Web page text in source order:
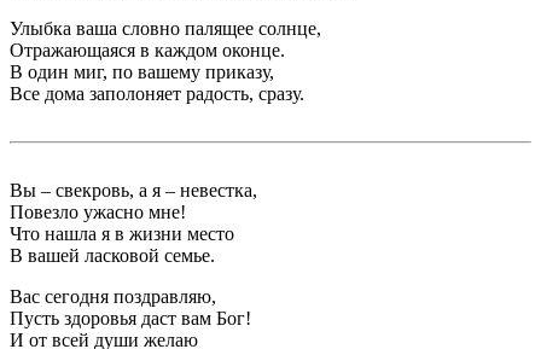
Улыбка ваша словно палящее солнце,
Отражающаяся в каждом оконце.
В один миг, по вашему приказу,
Все дома заполоняет радость, сразу.
Вы – свекровь, а я – невестка,
Повезло ужасно мне!
Что нашла я в жизни место
В вашей ласковой семье.
Вас сегодня поздравляю,
Пусть здоровья даст вам Бог!
И от всей души желаю